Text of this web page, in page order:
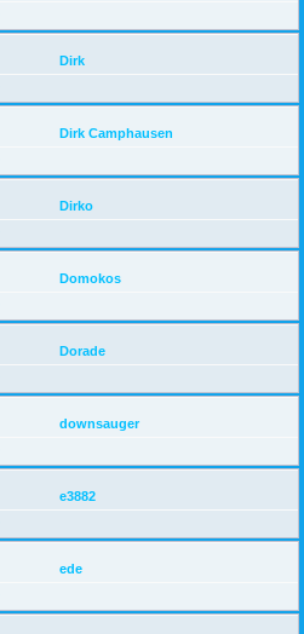
Dirk
Dirk Camphausen
Dirko
Domokos
Dorade
downsauger
e3882
ede